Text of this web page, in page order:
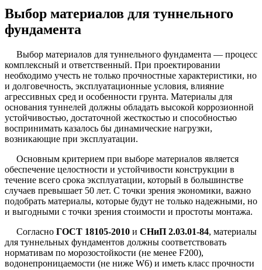
Выбор материалов для туннельного
фундамента
Выбор материалов для туннельного фундамента — процесс
комплексный и ответственный. При проектировании
необходимо учесть не только прочностные характеристики, но
и долговечность, эксплуатационные условия, влияние
агрессивных сред и особенности грунта. Материалы для
основания туннелей должны обладать высокой коррозионной
устойчивостью, достаточной жесткостью и способностью
воспринимать казалось бы динамические нагрузки,
возникающие при эксплуатации.
Основным критерием при выборе материалов является
обеспечение целостности и устойчивости конструкции в
течение всего срока эксплуатации, который в большинстве
случаев превышает 50 лет. С точки зрения экономики, важно
подобрать материалы, которые будут не только надежными, но
и выгодными с точки зрения стоимости и простоты монтажа.
Согласно ГОСТ 18105-2010 и СНиП 2.03.01-84, материалы
для туннельных фундаментов должны соответствовать
нормативам по морозостойкости (не менее F200),
водонепроницаемости (не ниже W6) и иметь класс прочности